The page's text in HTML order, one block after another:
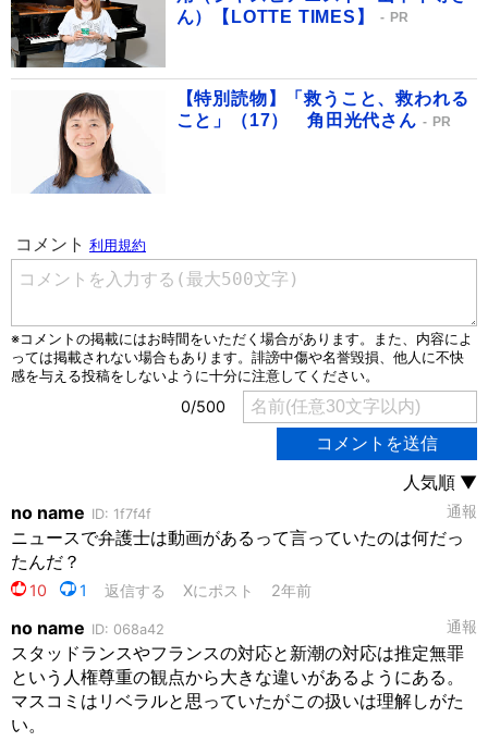
ん）【LOTTE TIMES】
PR
【特別読物】「救うこと、救われる
こと」（17） 角田光代さん
PR